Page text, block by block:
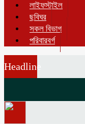
লাইফস্টাইল
ছবিঘর
সকল বিভাগ
পরিবারবর্গ
Headline